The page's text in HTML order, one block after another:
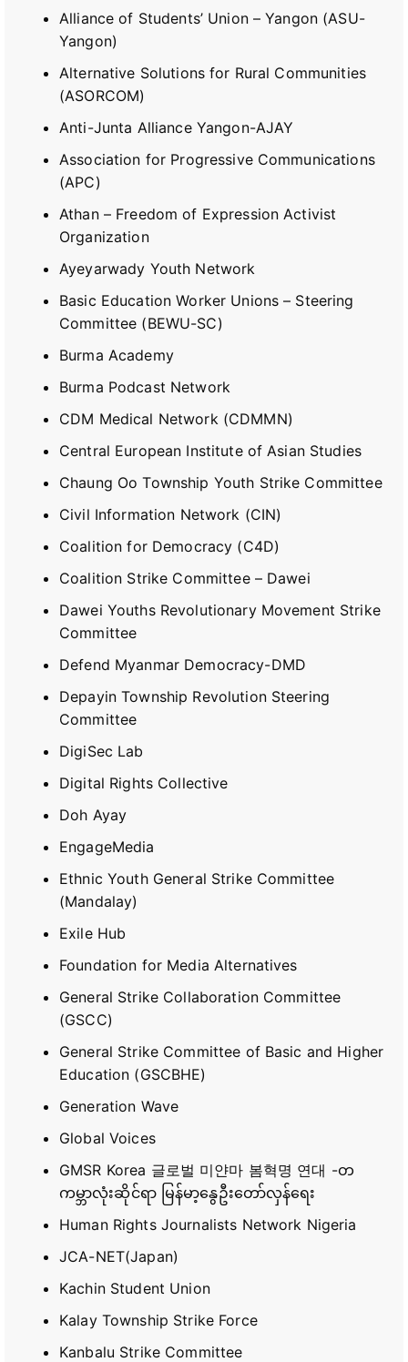
Alliance of Students’ Union – Yangon (ASU-
Yangon)
Alternative Solutions for Rural Communities
(ASORCOM)
Anti-Junta Alliance Yangon-AJAY
Association for Progressive Communications
(APC)
Athan – Freedom of Expression Activist
Organization
Ayeyarwady Youth Network
Basic Education Worker Unions – Steering
Committee (BEWU-SC)
Burma Academy
Burma Podcast Network
CDM Medical Network (CDMMN)
Central European Institute of Asian Studies
Chaung Oo Township Youth Strike Committee
Civil Information Network (CIN)
Coalition for Democracy (C4D)
Coalition Strike Committee – Dawei
Dawei Youths Revolutionary Movement Strike
Committee
Defend Myanmar Democracy-DMD
Depayin Township Revolution Steering
Committee
DigiSec Lab
Digital Rights Collective
Doh Ayay
EngageMedia
Ethnic Youth General Strike Committee
(Mandalay)
Exile Hub
Foundation for Media Alternatives
General Strike Collaboration Committee
(GSCC)
General Strike Committee of Basic and Higher
Education (GSCBHE)
Generation Wave
Global Voices
GMSR Korea 글로벌 미얀마 봄혁명 연대 -တ
ကမ္ဘာလုံးဆိုင်ရာ မြန်မာ့နွေဦးတော်လှန်ရေး
Human Rights Journalists Network Nigeria
JCA-NET(Japan)
Kachin Student Union
Kalay Township Strike Force
Kanbalu Strike Committee